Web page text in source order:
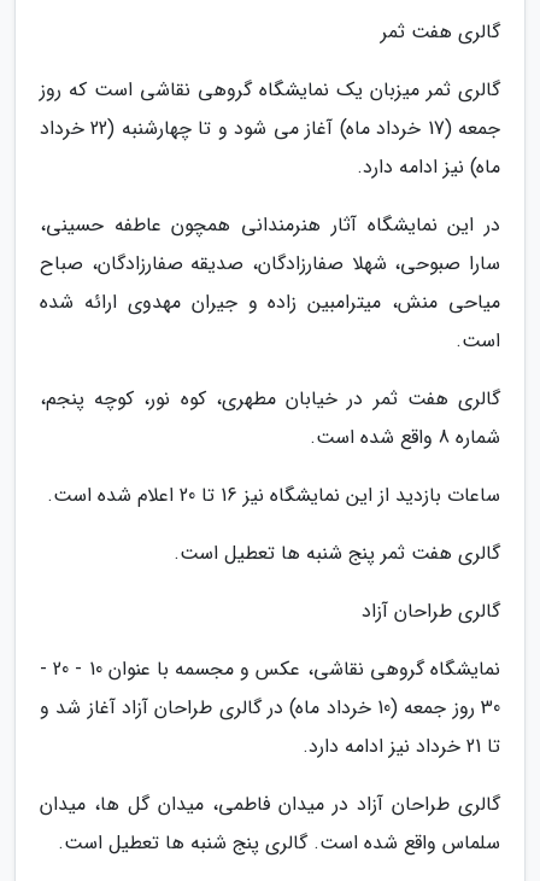
گالری هفت ثمر
گالری ثمر میزبان یک نمایشگاه گروهی نقاشی است که روز
جمعه (17 خرداد ماه) آغاز می شود و تا چهارشنبه (22 خرداد
ماه) نیز ادامه دارد.
در این نمایشگاه آثار هنرمندانی همچون عاطفه حسینی،
سارا صبوحی، شهلا صفارزادگان، صدیقه صفارزادگان، صباح
میاحی منش، میترامبین زاده و جیران مهدوی ارائه شده
است.
گالری هفت ثمر در خیابان مطهری، کوه نور، کوچه پنجم،
شماره 8 واقع شده است.
ساعات بازدید از این نمایشگاه نیز 16 تا 20 اعلام شده است.
گالری هفت ثمر پنج شنبه ها تعطیل است.
گالری طراحان آزاد
نمایشگاه گروهی نقاشی، عکس و مجسمه با عنوان 10 - 20 -
30 روز جمعه (10 خرداد ماه) در گالری طراحان آزاد آغاز شد و
تا 21 خرداد نیز ادامه دارد.
گالری طراحان آزاد در میدان فاطمی، میدان گل ها، میدان
سلماس واقع شده است. گالری پنج شنبه ها تعطیل است.